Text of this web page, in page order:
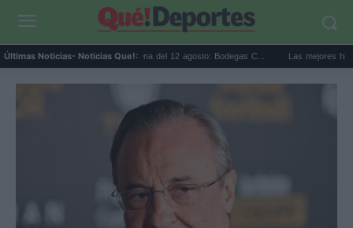
Últimas Noticias- Noticias Que!:
Eclipse solar en Cariñena del 12 agosto: Bodegas C... Las mejores